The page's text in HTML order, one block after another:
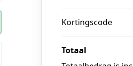
Kortingscode
Totaal